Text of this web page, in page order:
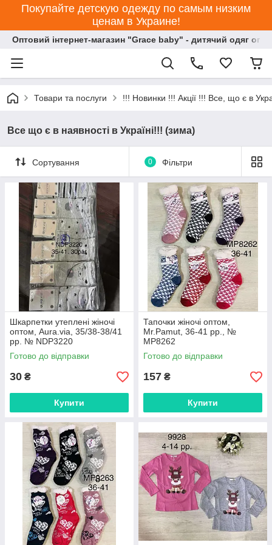
Покупайте детскую одежду по самым низким
ценам в Украине!
Оптовий інтернет-магазин "Grace baby" - дитячий одяг
Товари та послуги !!! Новинки !!! Акції !!! Все, що є в
Все що є в наявності в Україні!!! (зима)
Сортування 0 Фільтри
Шкарпетки утеплені жіночі
оптом, Aura.via, 35/38-38/41
рр. № NDP3220
Готово до відправки
30 ₴
Купити
Тапочки жіночі оптом,
Mr.Pamut, 36-41 рр., №
MP8262
Готово до відправки
157 ₴
Купити